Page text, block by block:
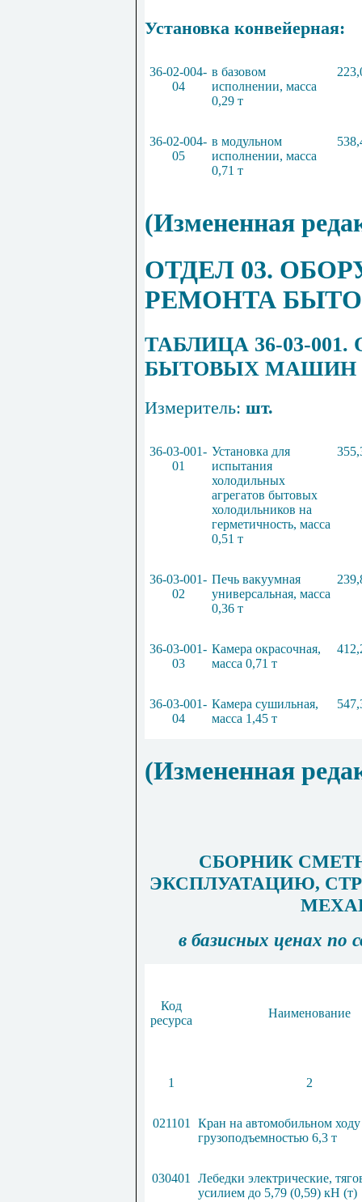
Установка конвейерная:
36-02-004-
04
в базовом
исполнении, масса
0,29 т
36-02-004-
05
в модульном
исполнении, масса
0,71 т
(Измененная
ОТДЕЛ 03.
РЕМОНТА
ТАБЛИЦА 36-03-001.
БЫТОВЫХ МАШИН
Измеритель: шт.
36-03-001-
01
Установка для
испытания
холодильных
агрегатов бытовых
холодильников на
герметичность, масса
0,51 т
36-03-001-
02
Печь вакуумная
универсальная, масса
0,36 т
36-03-001-
03
Камера окрасочная,
масса 0,71 т
36-03-001-
04
Камера сушильная,
масса 1 ,45 т
(Измененная
СБОРНИК
ЭКСПЛУАТАЦИЮ,
в базисных ценах по
Код
ресурса
Наименование
1 2
021101
Кран на автомобильном ходу
грузоподъемностью 6,3 т
030401 Лебедки электрические,
усилием до 5,79 (0,59) кН (т)